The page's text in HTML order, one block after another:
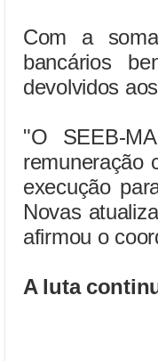
Com a
bancários
devolvidos
"O SEEB-
remuneração
execução
Novas
afirmou o
A luta